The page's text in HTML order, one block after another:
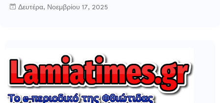
Δευτέρα, Νοεμβρίου 17, 2025